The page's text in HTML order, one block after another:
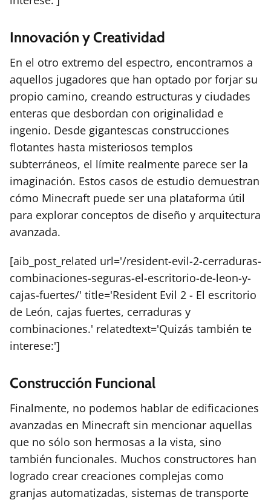
Innovación y Creatividad
En el otro extremo del espectro, encontramos a
aquellos jugadores que han optado por forjar su
propio camino, creando estructuras y ciudades
enteras que desbordan con originalidad e
ingenio. Desde gigantescas construcciones
flotantes hasta misteriosos templos
subterráneos, el límite realmente parece ser la
imaginación. Estos casos de estudio demuestran
cómo Minecraft puede ser una plataforma útil
para explorar conceptos de diseño y arquitectura
avanzada.
[aib_post_related url='/resident-evil-2-cerraduras-
combinaciones-seguras-el-escritorio-de-leon-y-
cajas-fuertes/' title='Resident Evil 2 - El escritorio
de León, cajas fuertes, cerraduras y
combinaciones.' relatedtext='Quizás también te
interese:']
Construcción Funcional
Finalmente, no podemos hablar de edificaciones
avanzadas en Minecraft sin mencionar aquellas
que no sólo son hermosas a la vista, sino
también funcionales. Muchos constructores han
logrado crear creaciones complejas como
granjas automatizadas, sistemas de transporte